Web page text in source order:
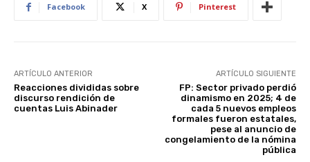
Facebook X Pinterest
ARTÍCULO ANTERIOR
Reacciones divididas sobre
discurso rendición de
cuentas Luis Abinader
ARTÍCULO SIGUIENTE
FP: Sector privado perdió
dinamismo en 2025; 4 de
cada 5 nuevos empleos
formales fueron estatales,
pese al anuncio de
congelamiento de la nómina
pública